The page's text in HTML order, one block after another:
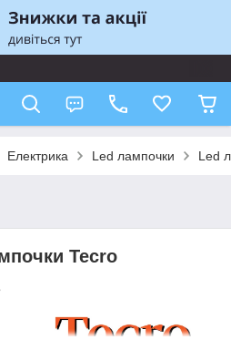
Електрика Led лампочки Led
Tecro